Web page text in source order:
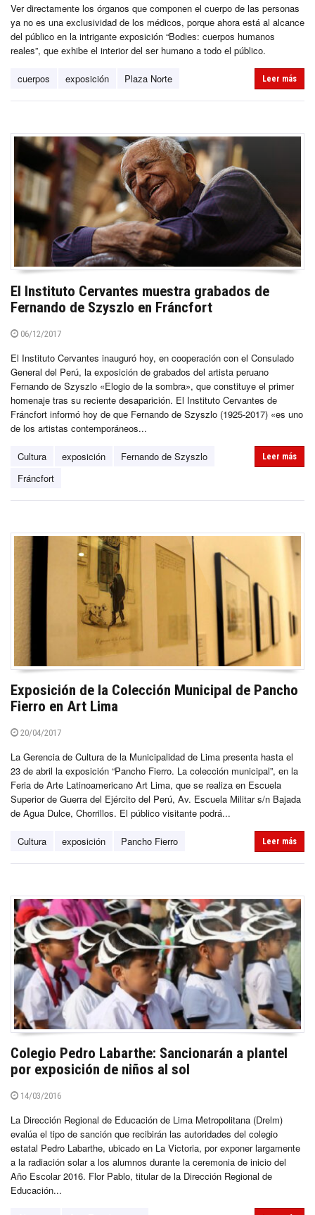
Ver directamente los órganos que componen el cuerpo de las personas
ya no es una exclusividad de los médicos, porque ahora está al alcance
del público en la intrigante exposición “Bodies: cuerpos humanos
reales”, que exhibe el interior del ser humano a todo el público.
cuerpos exposición Plaza Norte Leer más
El Instituto Cervantes muestra grabados de
Fernando de Szyszlo en Fráncfort
06/12/2017
El Instituto Cervantes inauguró hoy, en cooperación con el Consulado
General del Perú, la exposición de grabados del artista peruano
Fernando de Szyszlo «Elogio de la sombra», que constituye el primer
homenaje tras su reciente desaparición. El Instituto Cervantes de
Fráncfort informó hoy de que Fernando de Szyszlo (1925-2017) «es uno
de los artistas contemporáneos...
Cultura exposición
Fernando de Szyszlo
Fráncfort
Leer más
Exposición de la Colección Municipal de Pancho
Fierro en Art Lima
20/04/2017
La Gerencia de Cultura de la Municipalidad de Lima presenta hasta el
23 de abril la exposición “Pancho Fierro. La colección municipal”, en la
Feria de Arte Latinoamericano Art Lima, que se realiza en Escuela
Superior de Guerra del Ejército del Perú, Av. Escuela Militar s/n Bajada
de Agua Dulce, Chorrillos. El público visitante podrá...
Cultura exposición Pancho Fierro Leer más
Colegio Pedro Labarthe: Sancionarán a plantel
por exposición de niños al sol
14/03/2016
La Dirección Regional de Educación de Lima Metropolitana (Drelm)
evalúa el tipo de sanción que recibirán las autoridades del colegio
estatal Pedro Labarthe, ubicado en La Victoria, por exponer largamente
a la radiación solar a los alumnos durante la ceremonia de inicio del
Año Escolar 2016. Flor Pablo, titular de la Dirección Regional de
Educación...